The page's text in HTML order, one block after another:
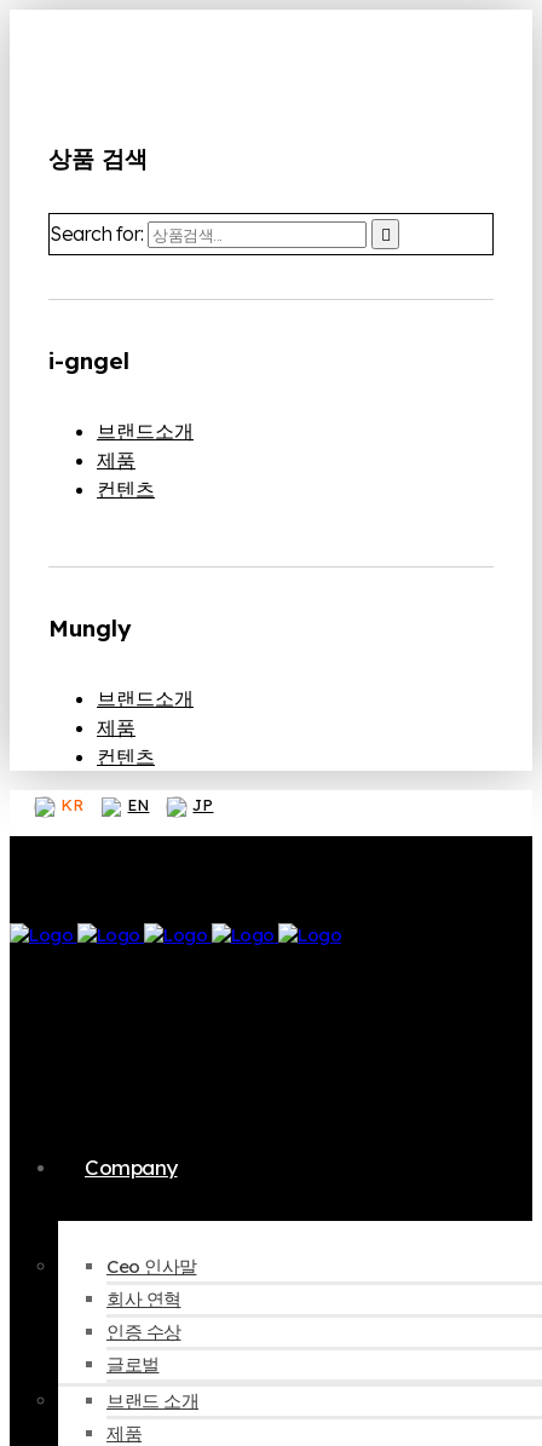
상품 검색
Search for:
i-gngel
브랜드소개
제품
컨텐츠
Mungly
브랜드소개
제품
컨텐츠
KR EN JP
Company
Ceo 인사말
회사 연혁
인증 수상
글로벌
브랜드 소개
제품